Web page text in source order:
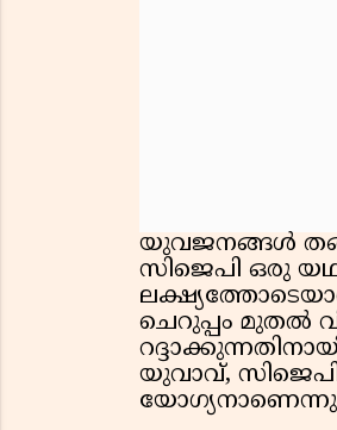
യുവജനങ്ങൾ
സിജെപി ഒരു
ചെറുപ്പം മുതൽ
യുവാവ്,